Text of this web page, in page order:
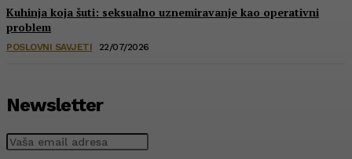
Kuhinja koja šuti: seksualno uznemiravanje kao operativni
problem
POSLOVNI SAVJETI 22/07/2026
Newsletter